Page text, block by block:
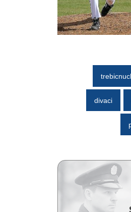
divaci